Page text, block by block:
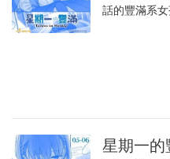
話的豐滿系
星期一